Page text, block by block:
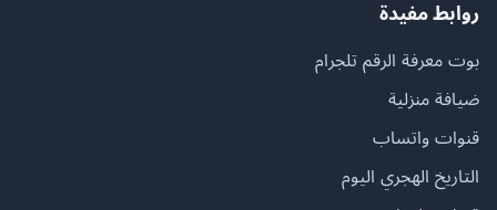
روابط مفيدة
بوت معرفة الرقم تلجرام
ضيافة منزلية
قنوات واتساب
التاريخ الهجري اليوم